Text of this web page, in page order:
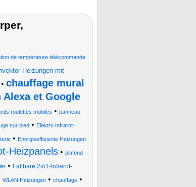
de température télécommande
Heizungen mit
chauffage mural
et Google
roulettes mobiles • panneau
sur pied • Elektro Infrarot-
• Energieeffiziente Heizungen
Heizpanels • plafond
• Faltbare 2in1-Infrarot-
WLAN Heizungen• chauffage•